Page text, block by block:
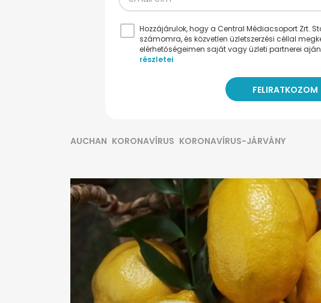
Hozzájárulok, hogy a Central Médiacsoport Zrt.
számomra, és közvetlen üzletszerzési céllal
elérhetőségeimen saját vagy üzleti partnerei
részletei
AUCHAN KORONAVÍRUS KORONAVÍRUS-JÁRVÁNY